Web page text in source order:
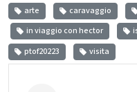
arte caravaggio
in viaggio con hector
ptof20223
visita